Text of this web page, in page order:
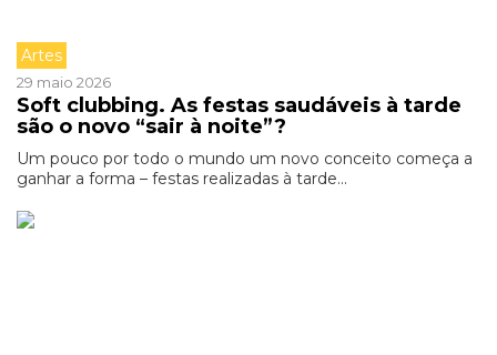
Artes
29 maio 2026
Soft clubbing. As festas saudáveis à tarde
são o novo “sair à noite”?
Um pouco por todo o mundo um novo conceito começa a
ganhar a forma – festas realizadas à tarde...